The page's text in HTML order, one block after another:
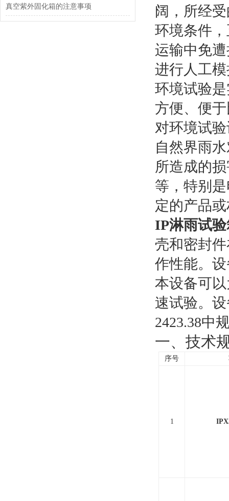
真空紫外固化箱的注意事项
阔，所经
环境条件
运输中免
进行人工
环境试验
方便、便
对环境试
自然界雨
所造成的
等，特别
定的产品
IP淋雨试
壳和密封
作性能。
本设备可
速试验。
2423.38中
一、技术
序号
1